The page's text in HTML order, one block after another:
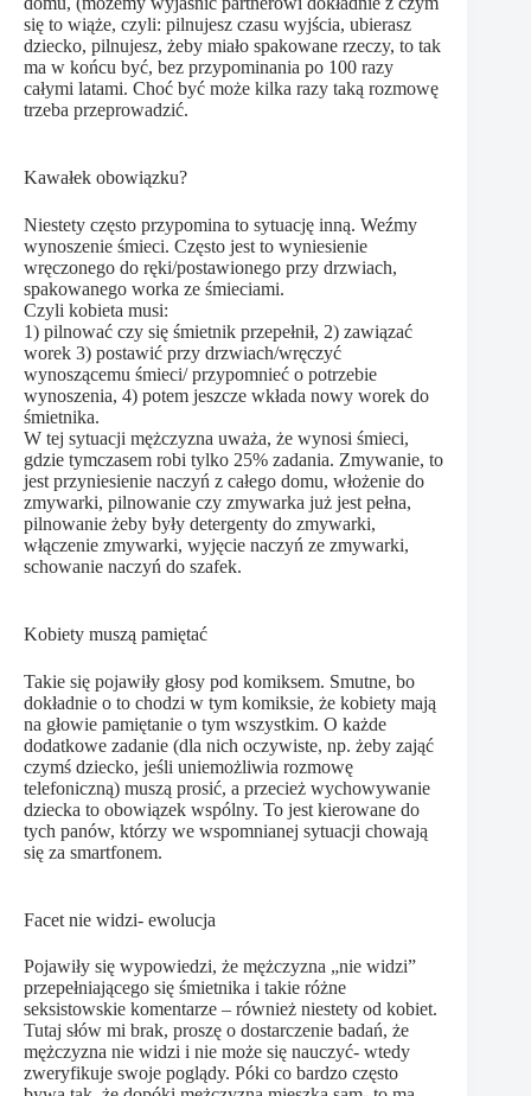
się to wiąże, czyli: pilnujesz czasu wyjścia, ubierasz
dziecko, pilnujesz, żeby miało spakowane rzeczy, to tak
ma w końcu być, bez przypominania po 100 razy
całymi latami. Choć być może kilka razy taką rozmowę
trzeba przeprowadzić.
Kawałek obowiązku?
Niestety często przypomina to sytuację inną. Weźmy
wynoszenie śmieci. Często jest to wyniesienie
wręczonego do ręki/postawionego przy drzwiach,
spakowanego worka ze śmieciami.
Czyli kobieta musi:
1) pilnować czy się śmietnik przepełnił, 2) zawiązać
worek 3) postawić przy drzwiach/wręczyć
wynoszącemu śmieci/ przypomnieć o potrzebie
wynoszenia, 4) potem jeszcze wkłada nowy worek do
śmietnika.
W tej sytuacji mężczyzna uważa, że wynosi śmieci,
gdzie tymczasem robi tylko 25% zadania. Zmywanie, to
jest przyniesienie naczyń z całego domu, włożenie do
zmywarki, pilnowanie czy zmywarka już jest pełna,
pilnowanie żeby były detergenty do zmywarki,
włączenie zmywarki, wyjęcie naczyń ze zmywarki,
schowanie naczyń do szafek.
Kobiety muszą pamiętać
Takie się pojawiły głosy pod komiksem. Smutne, bo
dokładnie o to chodzi w tym komiksie, że kobiety mają
na głowie pamiętanie o tym wszystkim. O każde
dodatkowe zadanie (dla nich oczywiste, np. żeby zająć
czymś dziecko, jeśli uniemożliwia rozmowę
telefoniczną) muszą prosić, a przecież wychowywanie
dziecka to obowiązek wspólny. To jest kierowane do
tych panów, którzy we wspomnianej sytuacji chowają
się za smartfonem.
Facet nie widzi- ewolucja
Pojawiły się wypowiedzi, że mężczyzna „nie widzi”
przepełniającego się śmietnika i takie różne
seksistowskie komentarze – również niestety od kobiet.
Tutaj słów mi brak, proszę o dostarczenie badań, że
mężczyzna nie widzi i nie może się nauczyć- wtedy
zweryfikuje swoje poglądy. Póki co bardzo często